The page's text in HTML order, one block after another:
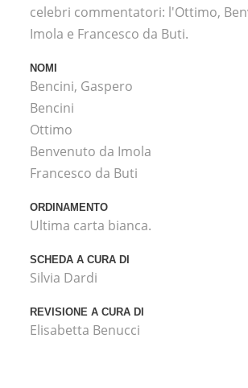
celebri commentatori: l'Ottimo,
Imola e Francesco da Buti.
NOMI
Bencini, Gaspero
Bencini
Ottimo
Benvenuto da Imola
Francesco da Buti
ORDINAMENTO
Ultima carta bianca.
SCHEDA A CURA DI
Silvia Dardi
REVISIONE A CURA DI
Elisabetta Benucci